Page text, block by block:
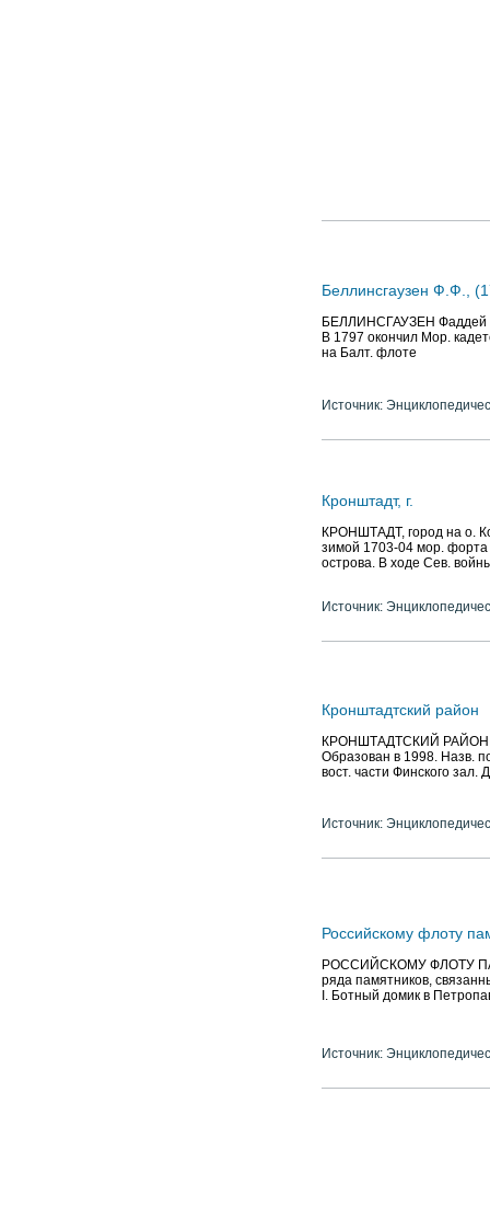
Беллинсгаузен Ф.Ф.,
БЕЛЛИНСГАУЗЕН Фаддей
В 1797 окончил Мор.
на Балт. флоте
Источник:
Кронштадт, г.
КРОНШТАДТ, город на о.
зимой 1703-04 мор.
острова. В ходе Сев.
Источник:
Кронштадтский район
КРОНШТАДТСКИЙ РАЙОН,
Образован в 1998. Назв.
вост. части Финского зал.
Источник:
Российскому флоту
РОССИЙСКОМУ ФЛОТУ
ряда памятников,
I. Ботный домик в
Источник: